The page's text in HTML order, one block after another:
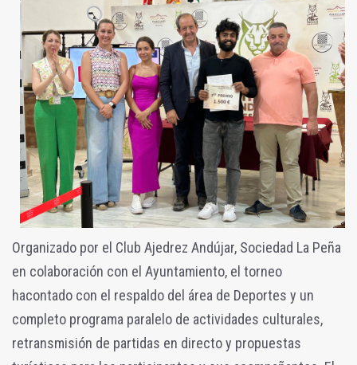
Organizado por el Club Ajedrez Andújar, Sociedad La Peña
en colaboración con el Ayuntamiento, el torneo
hacontado con el respaldo del área de Deportes y un
completo programa paralelo de actividades culturales,
retransmisión de partidas en directo y propuestas